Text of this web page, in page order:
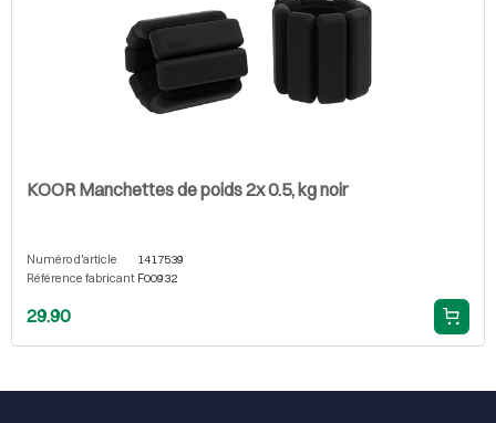
KOOR Manchettes de poids 2x 0.5, kg noir
Numéro d'article
1417539
Référence fabricant F00932
29.90